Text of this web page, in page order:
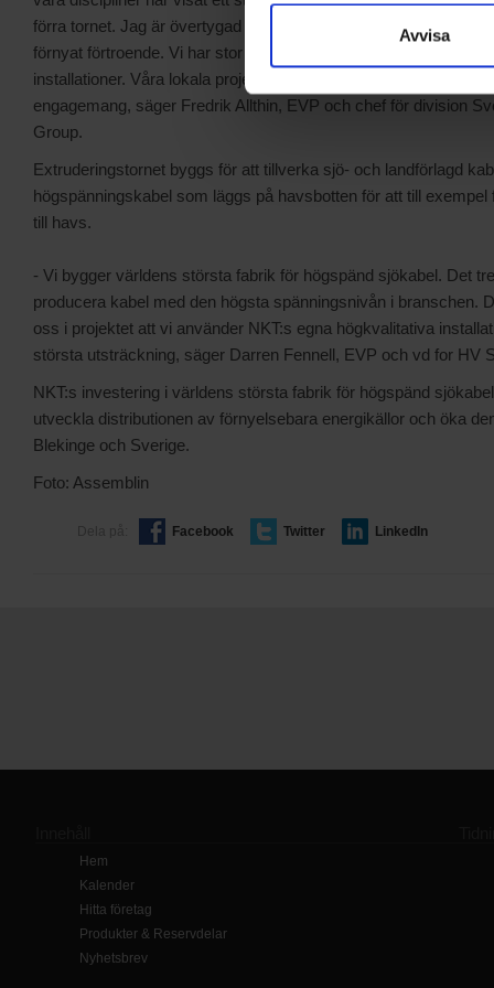
Avvisa
förra tornet. Jag är övertygad om att det var en viktig del som
förnyat förtroende. Vi har stor erfarenhet av att jobba
installationer. Våra lokala projektledare har en stor förståelse för
engagemang, säger Fredrik Allthin, EVP och chef för division
Group.
Extruderingstornet byggs för att tillverka sjö- och landförlagd
högspänningskabel som läggs på havsbotten för att till
till havs.
- Vi bygger världens största fabrik för högspänd sjökabel. Det
producera kabel med den högsta spänningsnivån i branschen.
oss i projektet att vi använder NKT:s egna högkvalitativa
största utsträckning, säger Darren Fennell, EVP och vd for HV
NKT:s investering i världens största fabrik för högspänd
utveckla distributionen av förnyelsebara energikällor och öka
Blekinge och Sverige.
Foto: Assemblin
Facebook Twitter LinkedIn
Hem
Kalender
Hitta företag
Produkter & Reservdelar
Nyhetsbrev